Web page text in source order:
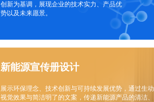
创新为基调，展现企业的技术实力、产品优
势以及未来愿景。
新能源宣传册设计
展示环保理念、技术创新与可持续发展优势，通过生动
视觉效果与简洁明了的文案，传递新能源产品的清洁、